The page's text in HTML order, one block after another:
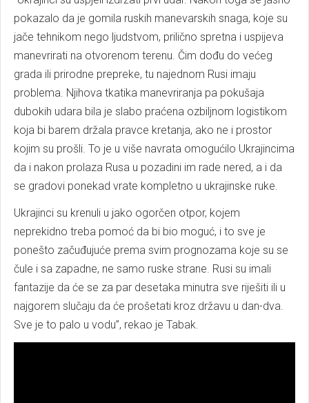
pokazalo da je gomila ruskih manevarskih snaga, koje su
jače tehnikom nego ljudstvom, prilično spretna i uspijeva
manevrirati na otvorenom terenu. Čim dođu do većeg
grada ili prirodne prepreke, tu najednom Rusi imaju
problema. Njihova tkatika manevriranja pa pokušaja
dubokih udara bila je slabo praćena ozbiljnom logistikom
koja bi barem držala pravce kretanja, ako ne i prostor
kojim su prošli. To je u više navrata omogućilo Ukrajincima
da i nakon prolaza Rusa u pozadini im rade nered, a i da
se gradovi ponekad vrate kompletno u ukrajinske ruke.
Ukrajinci su krenuli u jako ogorčen otpor, kojem
neprekidno treba pomoć da bi bio moguć, i to sve je
ponešto začuđujuće prema svim prognozama koje su se
čule i sa zapadne, ne samo ruske strane. Rusi su imali
fantazije da će se za par desetaka minutra sve riješiti ili u
najgorem slučaju da će prošetati kroz državu u dan-dva.
Sve je to palo u vodu”, rekao je Tabak.